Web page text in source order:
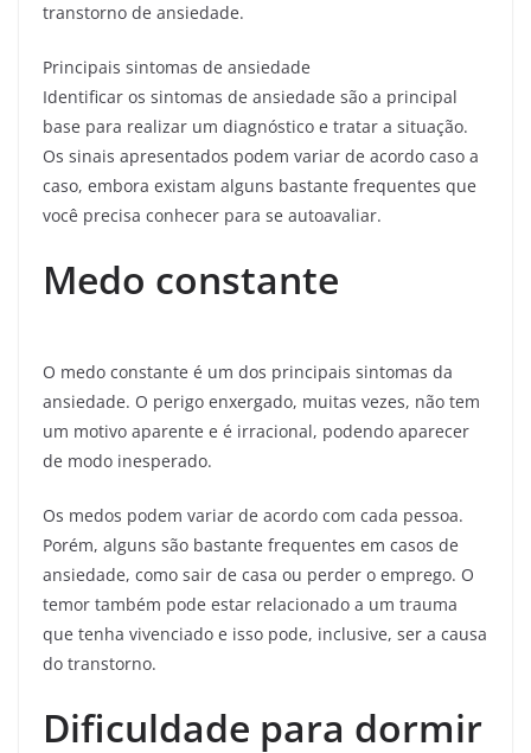
transtorno de ansiedade.
Principais sintomas de ansiedade
Identificar os sintomas de ansiedade são a principal
base para realizar um diagnóstico e tratar a situação.
Os sinais apresentados podem variar de acordo caso a
caso, embora existam alguns bastante frequentes que
você precisa conhecer para se autoavaliar.
Medo constante
O medo constante é um dos principais sintomas da
ansiedade. O perigo enxergado, muitas vezes, não tem
um motivo aparente e é irracional, podendo aparecer
de modo inesperado.
Os medos podem variar de acordo com cada pessoa.
Porém, alguns são bastante frequentes em casos de
ansiedade, como sair de casa ou perder o emprego. O
temor também pode estar relacionado a um trauma
que tenha vivenciado e isso pode, inclusive, ser a causa
do transtorno.
Dificuldade para dormir